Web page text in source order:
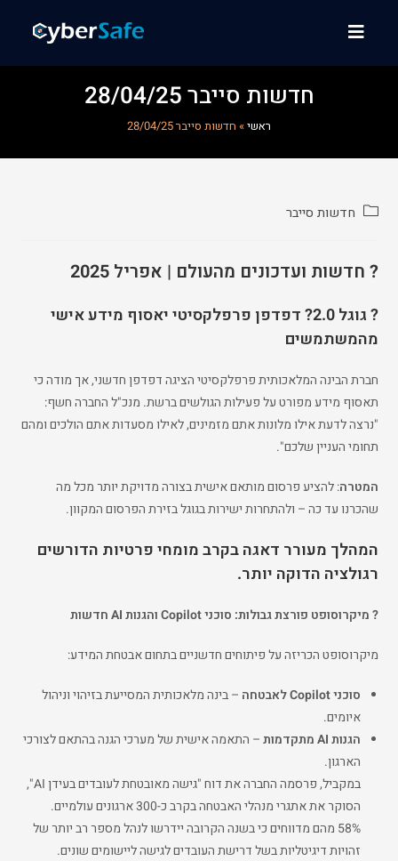
חדשות סייבר 28/04/25
ראשי» חדשות סייבר 28/04/25
חדשות סייבר
? חדשות ועדכונים מהעולם | אפריל 2025
?️ גוגל 2.0? דפדפן פרפלקסיטי יאסוף מידע אישי
מהמשתמשים
חברת הבינה המלאכותית פרפלקסיטי הציגה דפדפן חדשני, אך מודה כי
תאסוף מידע מפורט על פעילות הגולשים ברשת. מנכ"ל החברה חשף:
"נרצה לדעת אילו מלונות אתם מזמינים, לאילו מסעדות אתם הולכים ומהם
תחומי העניין שלכם".
המטרה: להציע פרסום מותאם אישית בצורה מדויקת יותר מכל מה
שהכרנו עד כה – ולהתחרות ישירות בגוגל בזירת הפרסום המקוון.
המהלך מעורר דאגה בקרב מומחי פרטיות הדורשים
רגולציה הדוקה יותר.
?️ מיקרוסופט פורצת גבולות: סוכני Copilot והגנות AI חדשות
מיקרוסופט הכריזה על פיתוחים חדשניים בתחום אבטחת המידע:
סוכני Copilot לאבטחה
– בינה מלאכותית המסייעת בזיהוי וניהול
איומים.
הגנות AI מתקדמות
– התאמה אישית של מערכי הגנה בהתאם לצורכי
הארגון.
במקביל, פרסמה החברה את דוח "גישה מאובטחת לעובדים בעידן AI",
הסוקר את אתגרי מנהלי האבטחה בקרב כ-300 ארגונים עולמיים.
58% מהם מדווחים כי בשנה הקרובה יידרשו לנהל מספר רב יותר של
זהויות דיגיטליות בשל דרישת העובדים לגישה ליישומים שונים.